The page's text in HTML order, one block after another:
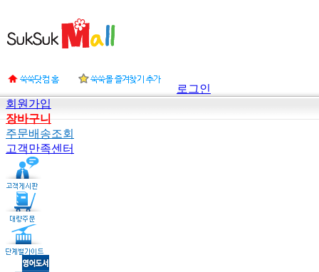
로그인
회원가입
장바구니
주문배송조회
고객만족센터